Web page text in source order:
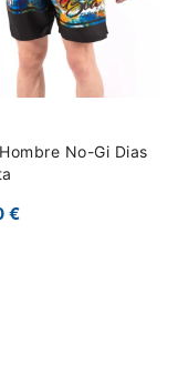
No-Gi Dias
€